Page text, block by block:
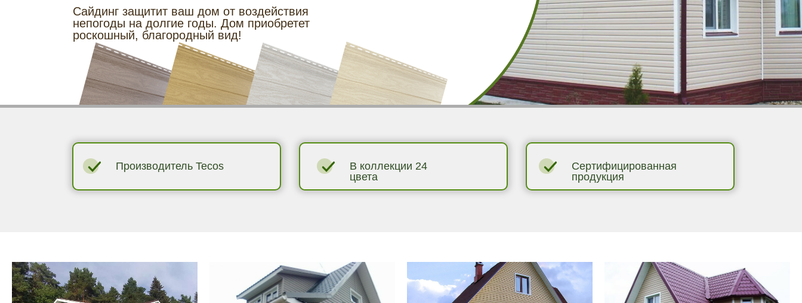
Производитель Tecos
Сайдинг защитит ваш дом от воздействия
непогоды на долгие годы. Дом приобретет
роскошный, благородный вид!
В коллекции 24
цвета
Сертифицированная
продукция